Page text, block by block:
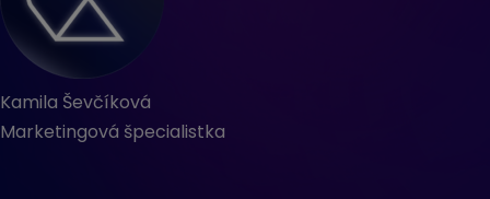
Kamila Ševčíková
Marketingová špecialistka